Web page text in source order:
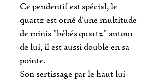
Ce pendentif est spécial, le
quartz est orné d'une multitude
de minis "bébés quartz" autour
de lui, il est aussi double en sa
pointe.
Son sertissage par le haut lui